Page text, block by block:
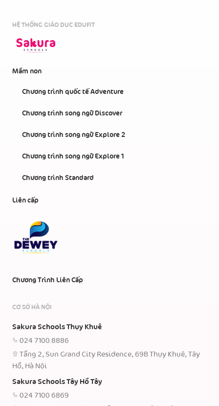
HỆ THỐNG GIÁO DỤC EDUFIT
Mầm non
Chương trình quốc tế Adventure
Chương trình song ngữ Discover
Chương trình song ngữ Explore 2
Chương trình song ngữ Explore 1
Chương trình Standard
Liên cấp
Chương Trình Liên Cấp
CƠ SỞ HÀ NỘI
Sakura Schools Thụy Khuê
024 7100 8886
Tầng 2, Sun Grand City Residence, 69B Thụy Khuê, Tây
Hồ, Hà Nội
Sakura Schools Tây Hồ Tây
024 7100 6869